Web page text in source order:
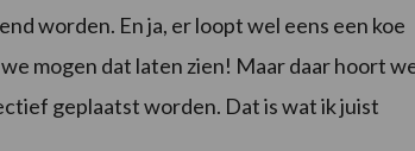
worden. En ja, er loopt wel eens een koe
mogen dat laten zien! Maar daar hoort
geplaatst worden. Dat is wat ik juist